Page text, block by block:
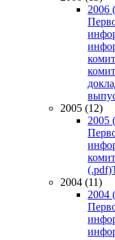
2006
2005 (12)
2005
(.pdf)
2004 (11)
2004